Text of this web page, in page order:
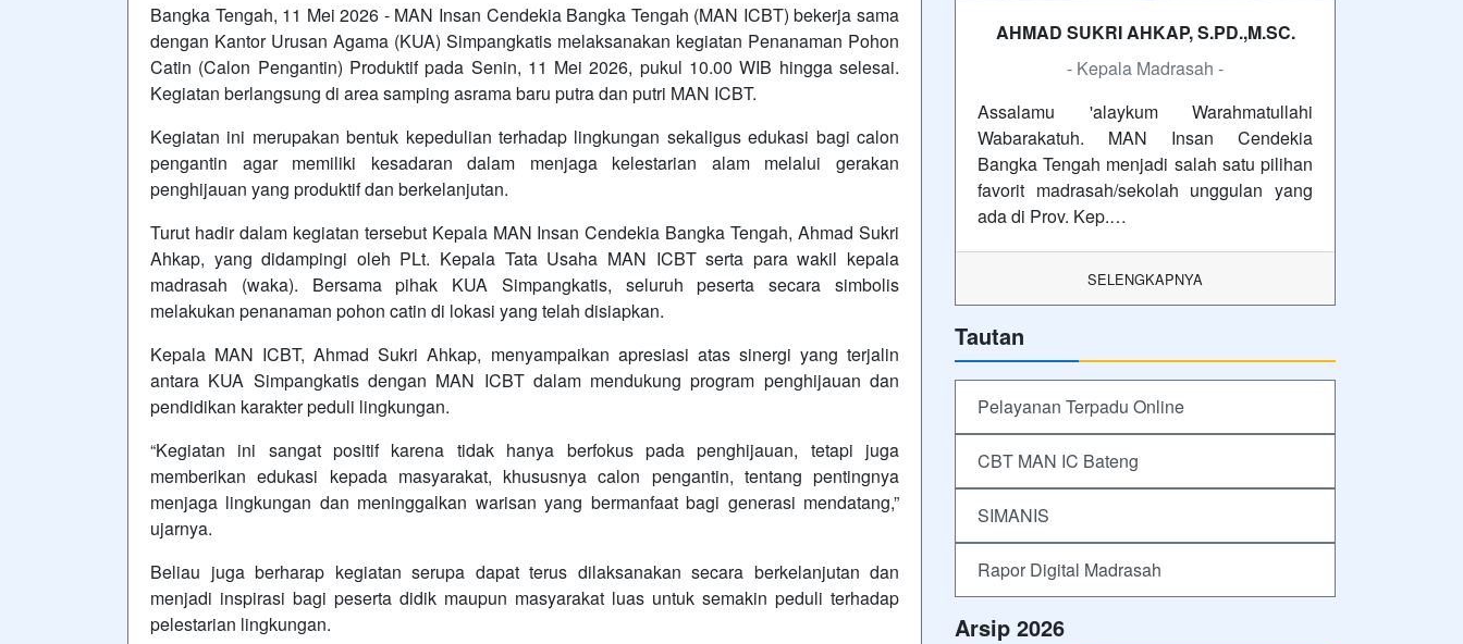
Bangka Tengah, 11 Mei 2026 - MAN Insan Cendekia Bangka Tengah (MAN ICBT) bekerja sama
dengan Kantor Urusan Agama (KUA) Simpangkatis melaksanakan kegiatan Penanaman Pohon
Catin (Calon Pengantin) Produktif pada Senin, 11 Mei 2026, pukul 10.00 WIB hingga selesai.
Kegiatan berlangsung di area samping asrama baru putra dan putri MAN ICBT.
Kegiatan ini merupakan bentuk kepedulian terhadap lingkungan sekaligus edukasi bagi calon
pengantin agar memiliki kesadaran dalam menjaga kelestarian alam melalui gerakan
penghijauan yang produktif dan berkelanjutan.
Turut hadir dalam kegiatan tersebut Kepala MAN Insan Cendekia Bangka Tengah, Ahmad Sukri
Ahkap, yang didampingi oleh PLt. Kepala Tata Usaha MAN ICBT serta para wakil kepala
madrasah (waka). Bersama pihak KUA Simpangkatis, seluruh peserta secara simbolis
melakukan penanaman pohon catin di lokasi yang telah disiapkan.
Kepala MAN ICBT, Ahmad Sukri Ahkap, menyampaikan apresiasi atas sinergi yang terjalin
antara KUA Simpangkatis dengan MAN ICBT dalam mendukung program penghijauan dan
pendidikan karakter peduli lingkungan.
“Kegiatan ini sangat positif karena tidak hanya berfokus pada penghijauan, tetapi juga
memberikan edukasi kepada masyarakat, khususnya calon pengantin, tentang pentingnya
menjaga lingkungan dan meninggalkan warisan yang bermanfaat bagi generasi mendatang,”
ujarnya.
Beliau juga berharap kegiatan serupa dapat terus dilaksanakan secara berkelanjutan dan
menjadi inspirasi bagi peserta didik maupun masyarakat luas untuk semakin peduli terhadap
pelestarian lingkungan.
AHMAD SUKRI AHKAP, S.PD.,M.SC.
- Kepala Madrasah -
Assalamu 'alaykum Warahmatullahi
Wabarakatuh. MAN Insan Cendekia
Bangka Tengah menjadi salah satu pilihan
favorit madrasah/sekolah unggulan yang
ada di Prov. Kep.…
SELENGKAPNYA
Tautan
Pelayanan Terpadu Online
CBT MAN IC Bateng
SIMANIS
Rapor Digital Madrasah
Arsip 2026